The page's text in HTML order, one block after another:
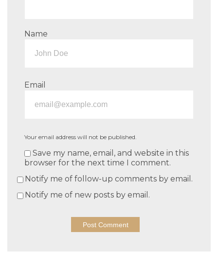
Name
Email
Your email address will not be published.
Save my name, email, and website in this
browser for the next time I comment.
Notify me of follow-up comments by email.
Notify me of new posts by email.